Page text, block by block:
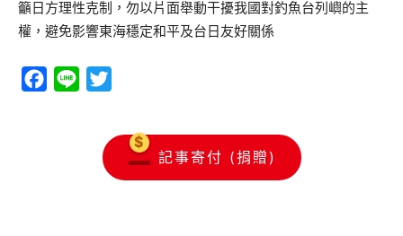
籲日方理性克制，勿以片面舉動干擾我國對釣魚台列嶼的主
權，避免影響東海穩定和平及台日友好關係
Facebook
Line
記事寄付 (捐贈)